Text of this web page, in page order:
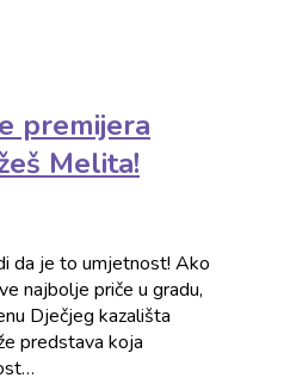
premijera
Melita!
da je to umjetnost! Ako
najbolje priče u gradu,
Dječjeg kazališta
predstava koja